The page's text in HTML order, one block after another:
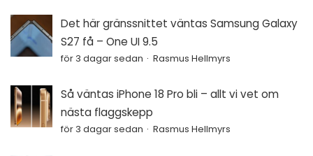
Det här gränssnittet väntas Samsung Galaxy
S27 få – One UI 9.5
för 3 dagar sedan Rasmus Hellmyrs
Så väntas iPhone 18 Pro bli – allt vi vet om
nästa flaggskepp
för 3 dagar sedan Rasmus Hellmyrs